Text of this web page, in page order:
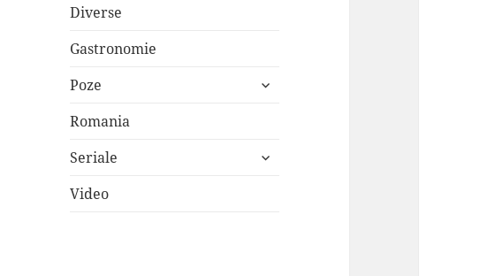
Diverse
Gastronomie
Poze
expand
Romania
Seriale
expand
Video